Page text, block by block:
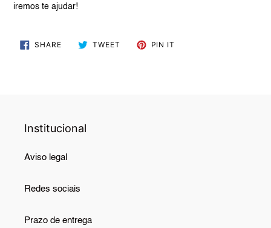
iremos te ajudar!
SHARESHARE
ON
TWEET TWEET PIN IT
Institucional
Aviso legal
Redes sociais
Prazo de entrega